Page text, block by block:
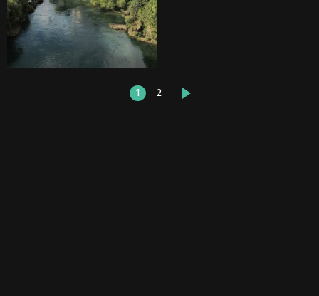
1 2
DALŠÍ